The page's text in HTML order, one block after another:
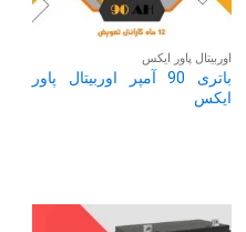
اوربیتال پاور ایکس
باتری 90 آمپر اوربیتال پاور
ایکس